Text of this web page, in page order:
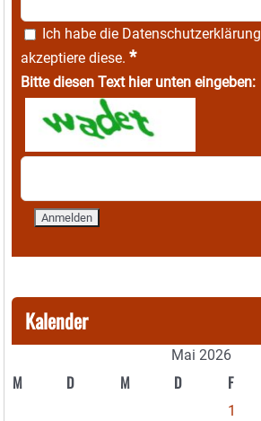
Ich habe die Datenschutzerklärung
akzeptiere diese. *
Bitte diesen Text hier unten eingeben:
Kalender
Mai 2026
M D M D F
1